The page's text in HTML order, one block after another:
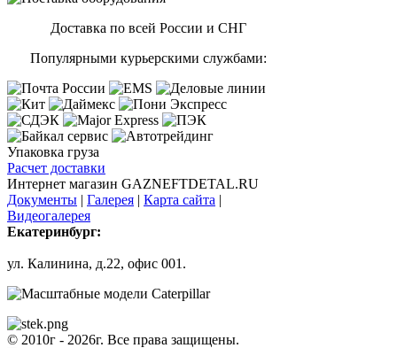
Доставка по всей России и СНГ
Популярными курьерскими службами:
Упаковка груза
Расчет доставки
Интернет магазин GAZNEFTDETAL.RU
Документы | Галерея | Карта сайта |
Видеогалерея
Екатеринбург:
ул. Калинина, д.22, офис 001.
© 2010г - 2026г. Все права защищены.